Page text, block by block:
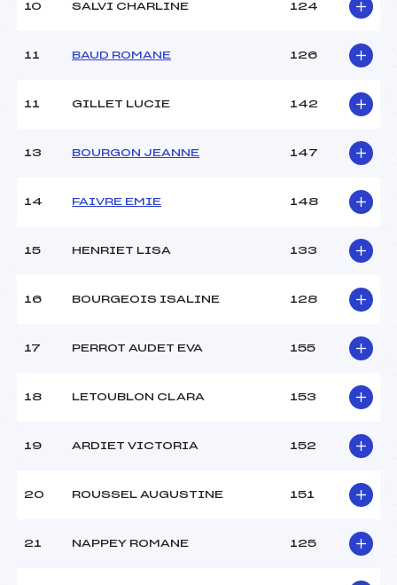
10 SALVI CHARLINE 124
11 BAUD ROMANE 126
11 GILLET LUCIE 142
13 BOURGON JEANNE 147
14 FAIVRE EMIE 148
15 HENRIET LISA 133
16 BOURGEOIS ISALINE 128
17 PERROT AUDET EVA 155
18 LETOUBLON CLARA 153
19 ARDIET VICTORIA 152
20 ROUSSEL AUGUSTINE 151
21 NAPPEY ROMANE 125